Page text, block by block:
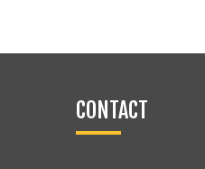
CONTACT